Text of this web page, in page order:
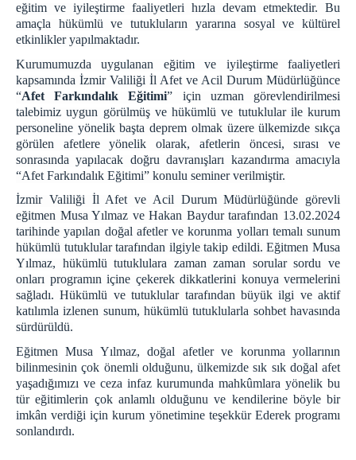
İZMİR AÇIK CEZA İNFAZ KURUMU
İZMİR 1 NOLU KAPALI CİK
İZMİR 2 NOLU KAPALI CİK
İZMİR 3 NOLU KAPALI CİK
İZMİR 4 NOLU KAPALI CİK
İZMİR KADIN KAPALI CİK
İZMİR ÇOCUK VE GENÇLİK KAPALI CİK
PERSONEL
ŞİFRE İŞLEMLERİ
E-imza Sifre Videolu Anlatım
Uyap Şifre Alma Video
Telefondan Uyap Şifre Değiştirme İşlemleri
GİRİŞ BAĞLANTILARI
Portal Giriş
İntranet Giriş
Uyap Giriş
Medsis Giriş
CTİK Giriş
Uyap E-Posta Giriş
eğitim ve iyileştirme faaliyetleri hızla devam etmektedir. Bu
amaçla hükümlü ve tutukluların yararına sosyal ve kültürel
etkinlikler yapılmaktadır.
Kurumumuzda uygulanan eğitim ve iyileştirme faaliyetleri
kapsamında İzmir Valiliği İl Afet ve Acil Durum Müdürlüğünce
“Afet Farkındalık Eğitimi” için uzman görevlendirilmesi
talebimiz uygun görülmüş ve hükümlü ve tutuklular ile kurum
personeline yönelik başta deprem olmak üzere ülkemizde sıkça
görülen afetlere yönelik olarak, afetlerin öncesi, sırası ve
sonrasında yapılacak doğru davranışları kazandırma amacıyla
“Afet Farkındalık Eğitimi” konulu seminer verilmiştir.
İzmir Valiliği İl Afet ve Acil Durum Müdürlüğünde görevli
eğitmen Musa Yılmaz ve Hakan Baydur tarafından 13.02.2024
tarihinde yapılan doğal afetler ve korunma yolları temalı sunum
hükümlü tutuklular tarafından ilgiyle takip edildi. Eğitmen Musa
Yılmaz, hükümlü tutuklulara zaman zaman sorular sordu ve
onları programın içine çekerek dikkatlerini konuya vermelerini
sağladı. Hükümlü ve tutuklular tarafından büyük ilgi ve aktif
katılımla izlenen sunum, hükümlü tutuklularla sohbet havasında
sürdürüldü.
Eğitmen Musa Yılmaz, doğal afetler ve korunma yollarının
bilinmesinin çok önemli olduğunu, ülkemizde sık sık doğal afet
yaşadığımızı ve ceza infaz kurumunda mahkûmlara yönelik bu
tür eğitimlerin çok anlamlı olduğunu ve kendilerine böyle bir
imkân verdiği için kurum yönetimine teşekkür Ederek programı
sonlandırdı.